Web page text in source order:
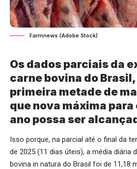
Farmnews (Adobe Stock)
Os dados parciais da
carne bovina do Brasil,
primeira metade de
que nova máxima
ano possa ser
Isso porque, na parcial até o final da
de 2025 (11 dias úteis), a média diária
bovina in natura do Brasil foi de 11,18